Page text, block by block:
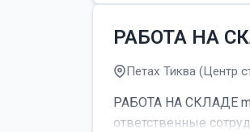
РАБОТА НА
Петах Тиква (Центр
РАБОТА НА СКЛАДЕ
ответственные